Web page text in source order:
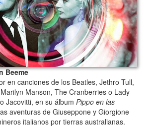
Beeme
en canciones de los Beatles, Jethro Tull,
Manson, The Cranberries o Lady
Jacovitti, en su álbum Pippo en las
aventuras de Giuseppone y Giorgione
italianos por tierras australianas.